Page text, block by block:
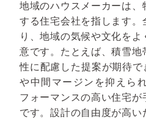
地域のハウスメーカーは、
する住宅会社を指します。
り、地域の気候や文化を
意です。たとえば、積雪
性に配慮した提案が期待で
や中間マージンを抑えら
フォーマンスの高い住宅が
です。設計の自由度が高